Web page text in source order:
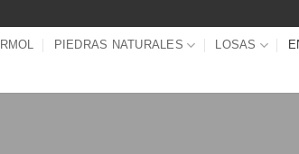
PIEDRAS NATURALES LOSAS